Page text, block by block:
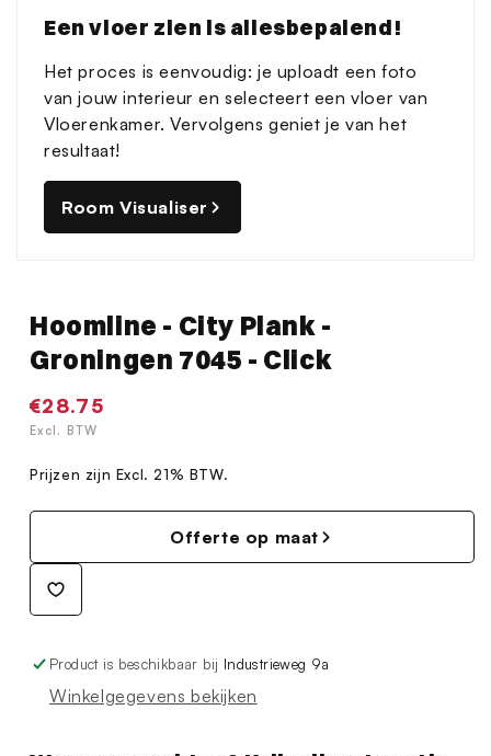
Een vloer zien is allesbepalend!
Het proces is eenvoudig: je uploadt een foto
van jouw interieur en selecteert een vloer van
Vloerenkamer. Vervolgens geniet je van het
resultaat!
Room Visualiser
Hoomline - City Plank -
Groningen 7045 - Click
Normale
prijs
€28.75
Excl. BTW
Prijzen zijn Excl. 21% BTW.
Offerte op maat
Product is beschikbaar bij Industrieweg 9a
Winkelgegevens bekijken